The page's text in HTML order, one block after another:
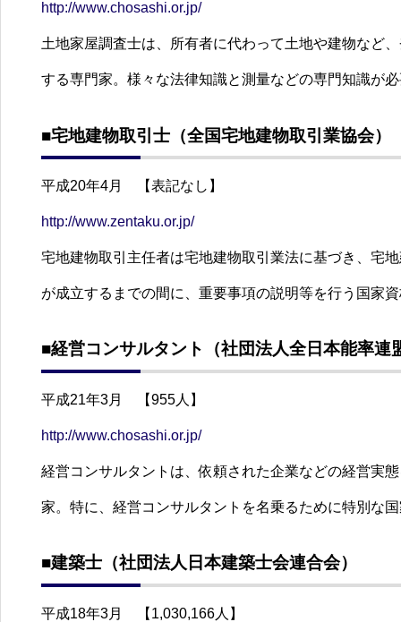
http://www.chosashi.or.jp/
土地家屋調査士は、所有者に代わって土地や建物など
する専門家。様々な法律知識と測量などの専門知識が
■宅地建物取引士（全国宅地建物取引業協会）
平成20年4月 【表記なし】
http://www.zentaku.or.jp/
宅地建物取引主任者は宅地建物取引業法に基づき、宅
が成立するまでの間に、重要事項の説明等を行う国家
■経営コンサルタント（社団法人全日本能率連
平成21年3月 【955人】
http://www.chosashi.or.jp/
経営コンサルタントは、依頼された企業などの経営実
家。特に、経営コンサルタントを名乗るために特別な
■建築士（社団法人日本建築士会連合会）
平成18年3月 【1,030,166人】